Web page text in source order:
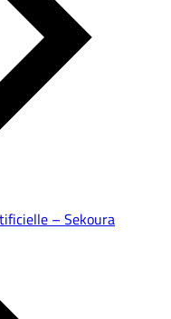
– Sekoura